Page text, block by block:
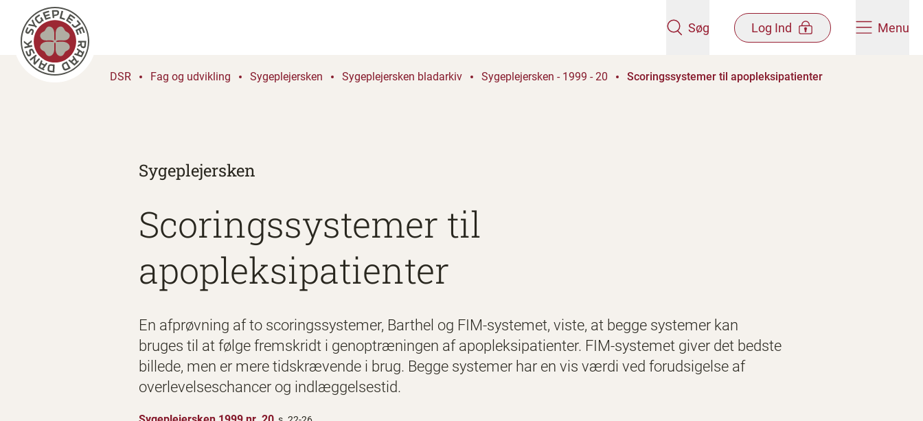
Søg Log Ind Menu
DSR Fag og udvikling Sygeplejersken Sygeplejersken bladarkiv Sygeplejersken - 1999 - 20 Scoringssystemer til apopleksipatienter
Sygeplejersken
Scoringssystemer til
apopleksipatienter
En afprøvning af to scoringssystemer, Barthel og FIM-systemet, viste, at begge systemer kan
bruges til at følge fremskridt i genoptræningen af apopleksipatienter. FIM-systemet giver det bedste
billede, men er mere tidskrævende i brug. Begge systemer har en vis værdi ved forudsigelse af
overlevelseschancer og indlæggelsestid.